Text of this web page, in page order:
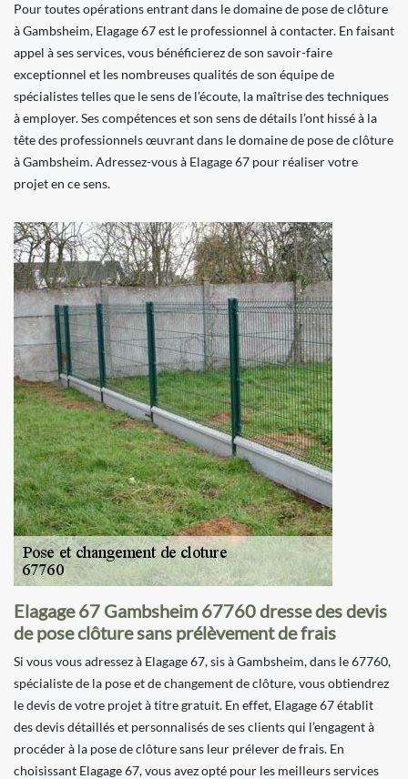
Pour toutes opérations entrant dans le domaine de pose de clôture
à Gambsheim, Elagage 67 est le professionnel à contacter. En faisant
appel à ses services, vous bénéficierez de son savoir-faire
exceptionnel et les nombreuses qualités de son équipe de
spécialistes telles que le sens de l’écoute, la maîtrise des techniques
à employer. Ses compétences et son sens de détails l’ont hissé à la
tête des professionnels œuvrant dans le domaine de pose de clôture
à Gambsheim. Adressez-vous à Elagage 67 pour réaliser votre
projet en ce sens.
Elagage 67 Gambsheim 67760 dresse des devis
de pose clôture sans prélèvement de frais
Si vous vous adressez à Elagage 67, sis à Gambsheim, dans le 67760,
spécialiste de la pose et de changement de clôture, vous obtiendrez
le devis de votre projet à titre gratuit. En effet, Elagage 67 établit
des devis détaillés et personnalisés de ses clients qui l’engagent à
procéder à la pose de clôture sans leur prélever de frais. En
choisissant Elagage 67, vous avez opté pour les meilleurs services